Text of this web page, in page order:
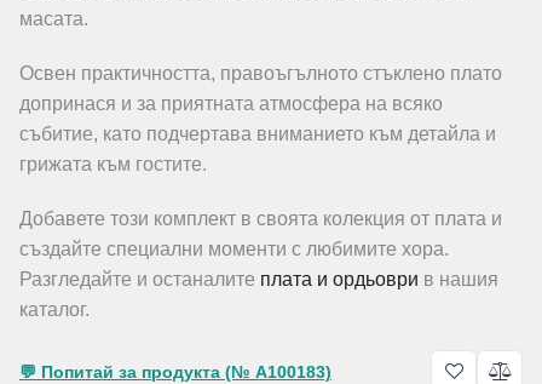
масата.
Освен практичността, правоъгълното стъклено плато
допринася и за приятната атмосфера на всяко
събитие, като подчертава вниманието към детайла и
грижата към гостите.
Добавете този комплект в своята колекция от плата и
създайте специални моменти с любимите хора.
Разгледайте и останалите плата и ордьоври в нашия
каталог.
💬 Попитай за продукта (№ A100183)